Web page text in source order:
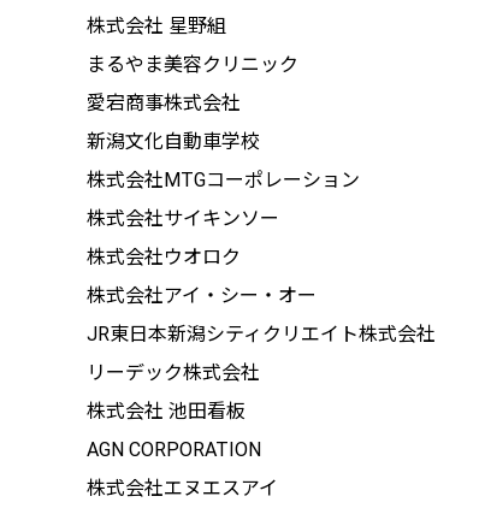
株式会社 星野組
まるやま美容クリニック
愛宕商事株式会社
新潟文化自動車学校
株式会社MTGコーポレーション
株式会社サイキンソー
株式会社ウオロク
株式会社アイ・シー・オー
JR東日本新潟シティクリエイト株式会社
リーデック株式会社
株式会社 池田看板
AGN CORPORATION
株式会社エヌエスアイ